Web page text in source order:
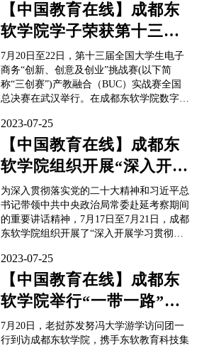
奖。“东方财富杯”全国大学生金融挑战赛系
国家级A类竞赛，由共青团中央青年发展部
主办，东方财...
【中国教育在线】成都东
软学院学子荣获第十三
届“三创赛”国赛二等奖
7月20日至22日，第十三届全国大学生电子
商务“创新、创意及创业”挑战赛(以下简
称“三创赛”)产教融合（BUC）实战赛全国
总决赛在武汉举行。在成都东软学院数字艺
都东软学院艺术与科技专业2022级学子荣获
第十三届“三创赛”产教融合（BUC）实战赛
国家二等奖。​​​​​​​校方表示，一直以来...
2023-07-25
【中国教育在线】成都东
软学院组织开展“深入开展
学习贯彻习近平新时代中
国特色社...
为深入贯彻落实党的二十大精神和习近平总
书记带领中共中央政治局常委赴延考察期间
的重要讲话精神，7月17日至7月21日，成都
东软学院组织开展了“深入开展学习贯彻习
育”延安红色研修。全国青少年延安革命传
统教育基地党支部书记尚延在研修班开班仪
式上讲话，成都东软学院党委副书记、副校
长张宪民作开班动员，...
2023-07-25
【中国教育在线】成都东
软学院举行“一带一路”数
字产业学院揭牌仪式
7月20日，老挝苏发努冯大学游学访问团一
行到访成都东软学院，携手东软教育科技集